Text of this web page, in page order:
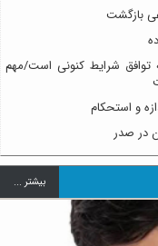
بازگشت
توافق شرایط کنونی است/مهم
و استحکام
در صدر
بيشتر ...